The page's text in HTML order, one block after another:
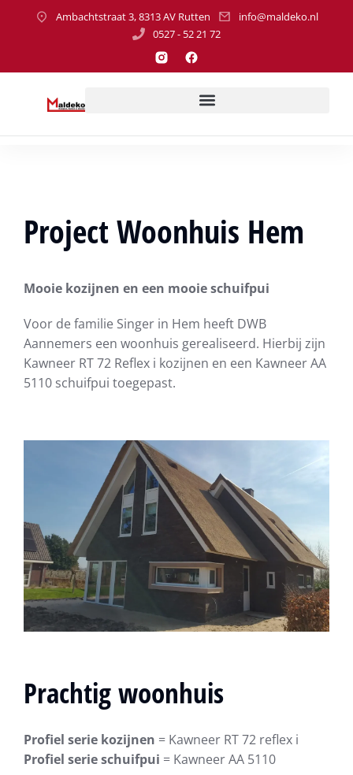
Ambachtstraat 3, 8313 AV Rutten
info@maldeko.nl
0527 - 52 21 72
Project Woonhuis Hem
Mooie kozijnen en een mooie schuifpui
Voor de familie Singer in Hem heeft DWB
Aannemers een woonhuis gerealiseerd. Hierbij zijn
Kawneer RT 72 Reflex i kozijnen en een Kawneer AA
5110 schuifpui toegepast.
Prachtig woonhuis
Profiel serie kozijnen = Kawneer RT 72 reflex i
Profiel serie schuifpui = Kawneer AA 5110